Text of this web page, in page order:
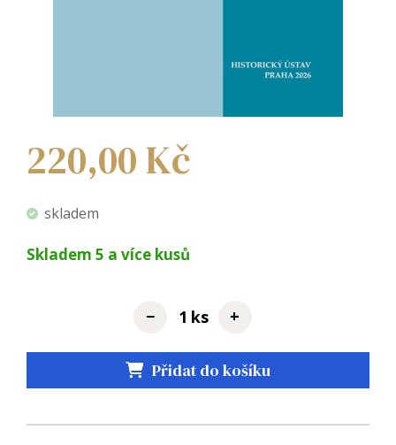
220,00Kč
skladem
Skladem 5 a více kusů
− ks +
Přidat do košíku